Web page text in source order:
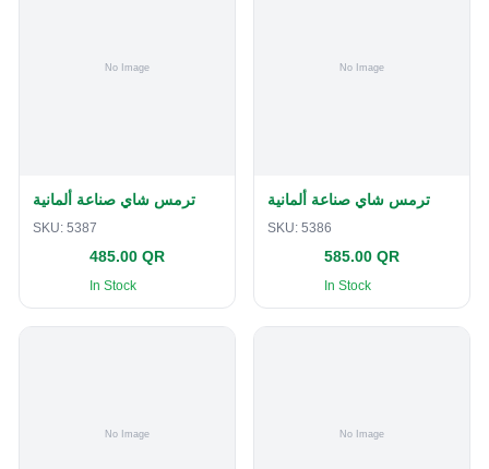
ترمس شاي صناعة ألمانية
SKU: 5387
485.00 QR
In Stock
ترمس شاي صناعة ألمانية
SKU: 5386
585.00 QR
In Stock